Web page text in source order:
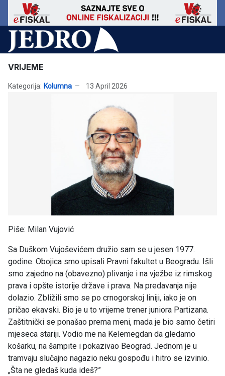
VRIJEME
Kategorija: Kolumna 13 April 2026
Piše: Milan Vujović
Sa Duškom Vujoševićem družio sam se u jesen 1977.
godine. Obojica smo upisali Pravni fakultet u Beogradu. Išli
smo zajedno na (obavezno) plivanje i na vježbe iz rimskog
prava i opšte istorije države i prava. Na predavanja nije
dolazio. Zbližili smo se po crnogorskoj liniji, iako je on
pričao ekavski. Bio je u to vrijeme trener juniora Partizana.
Zaštitnički se ponašao prema meni, mada je bio samo četiri
mjeseca stariji. Vodio me na Kelemegdan da gledamo
košarku, na šampite i pokazivao Beograd. Jednom je u
tramvaju slučajno nagazio neku gospođu i hitro se izvinio.
„Šta ne gledaš kuda ideš?”